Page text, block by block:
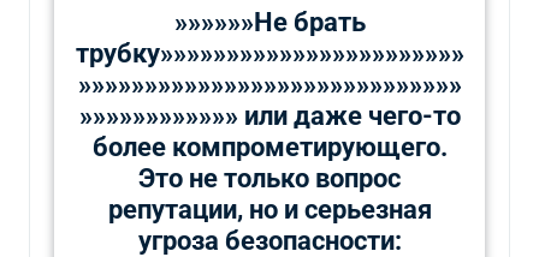
»»»»»»Не брать
трубку»»»»»»»»»»»»»»»»»»»»»»»
»»»»»»»»»»»»»»»»»»»»»»»»»»»»»
»»»»»»»»»»»» или даже чего-то
более компрометирующего.
Это не только вопрос
репутации, но и серьезная
угроза безопасности: